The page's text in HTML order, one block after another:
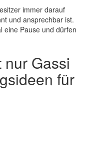
immer darauf
und ansprechbar ist.
eine Pause und dürfen
nur Gassi
für